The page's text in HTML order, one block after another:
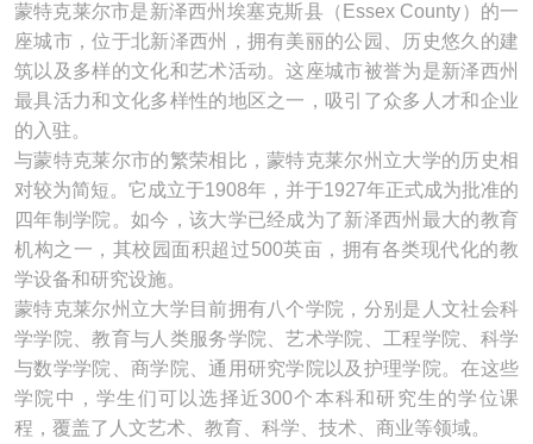
蒙特克莱尔市是新泽西州埃塞克斯县（Essex County）的一
座城市，位于北新泽西州，拥有美丽的公园、历史悠久的建
筑以及多样的文化和艺术活动。这座城市被誉为是新泽西州
最具活力和文化多样性的地区之一，吸引了众多人才和企业
的入驻。
与蒙特克莱尔市的繁荣相比，蒙特克莱尔州立大学的历史相
对较为简短。它成立于1908年，并于1927年正式成为批准的
四年制学院。如今，该大学已经成为了新泽西州最大的教育
机构之一，其校园面积超过500英亩，拥有各类现代化的教
学设备和研究设施。
蒙特克莱尔州立大学目前拥有八个学院，分别是人文社会科
学学院、教育与人类服务学院、艺术学院、工程学院、科学
与数学学院、商学院、通用研究学院以及护理学院。在这些
学院中，学生们可以选择近300个本科和研究生的学位课
程，覆盖了人文艺术、教育、科学、技术、商业等领域。